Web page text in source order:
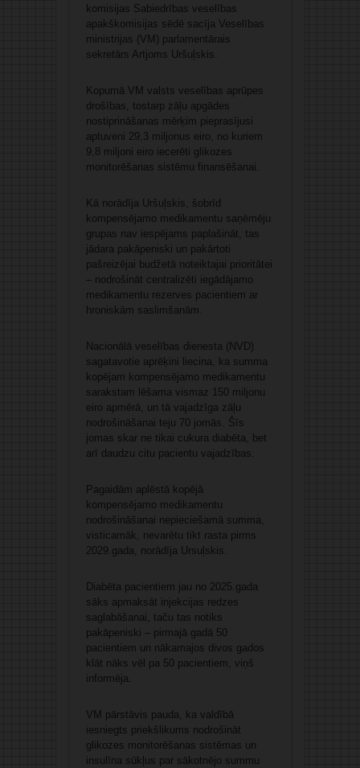
komisijas Sabiedrības veselības
apakškomisijas sēdē sacīja Veselības
ministrijas (VM) parlamentārais
sekretārs Artjoms Uršuļskis.
Kopumā VM valsts veselības aprūpes
drošības, tostarp zāļu apgādes
nostiprināšanas mērķim pieprasījusi
aptuveni 29,3 miljonus eiro, no kuriem
9,8 miljoni eiro iecerēti glikozes
monitorēšanas sistēmu finansēšanai.
Kā norādīja Uršuļskis, šobrīd
kompensējamo medikamentu saņēmēju
grupas nav iespējams paplašināt, tas
jādara pakāpeniski un pakārtoti
pašreizējai budžetā noteiktajai prioritātei
– nodrošināt centralizēti iegādājamo
medikamentu rezerves pacientiem ar
hroniskām saslimšanām.
Nacionālā veselības dienesta (NVD)
sagatavotie aprēķini liecina, ka summa
kopējam kompensējamo medikamentu
sarakstam lēšama vismaz 150 miljonu
eiro apmērā, un tā vajadzīga zāļu
nodrošināšanai teju 70 jomās. Šīs
jomas skar ne tikai cukura diabēta, bet
arī daudzu citu pacientu vajadzības.
Pagaidām aplēstā kopējā
kompensējamo medikamentu
nodrošināšanai nepieciešamā summa,
visticamāk, nevarētu tikt rasta pirms
2029.gada, norādīja Ursuļskis.
Diabēta pacientiem jau no 2025.gada
sāks apmaksāt injekcijas redzes
saglabāšanai, taču tas notiks
pakāpeniski – pirmajā gadā 50
pacientiem un nākamajos divos gados
klāt nāks vēl pa 50 pacientiem, viņš
informēja.
VM pārstāvis pauda, ka valdībā
iesniegts priekšlikums nodrošināt
glikozes monitorēšanas sistēmas un
insulīna sūkļus par sākotnējo summu